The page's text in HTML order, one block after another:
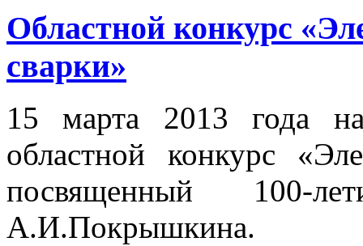
Областной конкурс
сварки»
15 марта 2013 года
областной конкурс
посвященный 100-
А.И.Покрышкина.